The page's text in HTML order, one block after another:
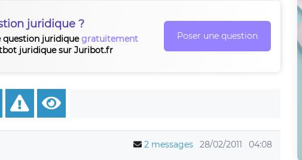
juridique ?
question juridiquegratuitement
juridique sur Juribot.fr
Poser une question
2 messages 28/02/2011 04:08